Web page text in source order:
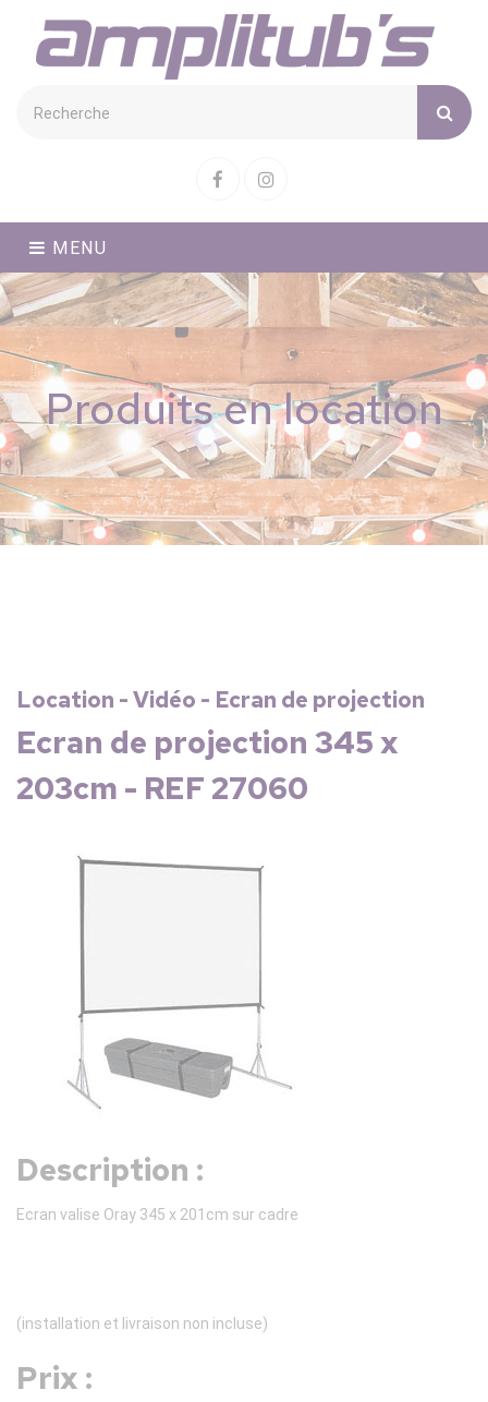
FacebookInstagram
MENU
Produits en location
Location - Vidéo - Ecran de projection
Ecran de projection 345 x
203cm - REF 27060
Description :
Ecran valise Oray 345 x 201cm sur cadre
(installation et livraison non incluse)
Prix :
Cookies management panel